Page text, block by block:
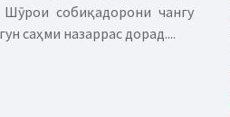
собиқадорони чангу
саҳми назаррас дорад....